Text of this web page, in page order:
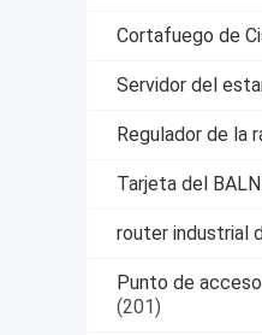
Cortafuego de
Servidor del
Regulador de la
Tarjeta del
router industrial
Punto de
(201)